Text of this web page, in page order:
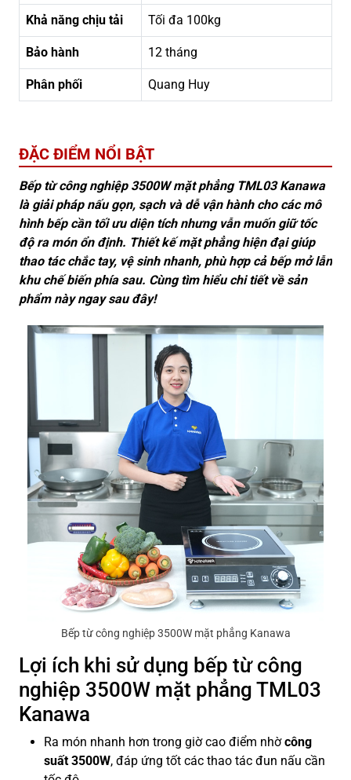
Khả năng chịu tải Tối đa 100kg
Bảo hành 12 tháng
Phân phối Quang Huy
ĐẶC ĐIỂM NỔI BẬT
Bếp từ công nghiệp 3500W mặt phẳng TML03 Kanawa
là giải pháp nấu gọn, sạch và dễ vận hành cho các mô
hình bếp cần tối ưu diện tích nhưng vẫn muốn giữ tốc
độ ra món ổn định. Thiết kế mặt phẳng hiện đại giúp
thao tác chắc tay, vệ sinh nhanh, phù hợp cả bếp mở lẫn
khu chế biến phía sau. Cùng tìm hiểu chi tiết về sản
phẩm này ngay sau đây!
Bếp từ công nghiệp 3500W mặt phẳng Kanawa
Lợi ích khi sử dụng bếp từ công
nghiệp 3500W mặt phẳng TML03
Kanawa
Ra món nhanh hơn trong giờ cao điểm nhờcông
suất 3500W, đáp ứng tốt các thao tác đun nấu cần